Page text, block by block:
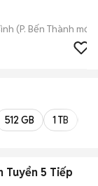
(P. Bến Thành mới)
512 GB 1 TB
Tuyển 5 Tiếp